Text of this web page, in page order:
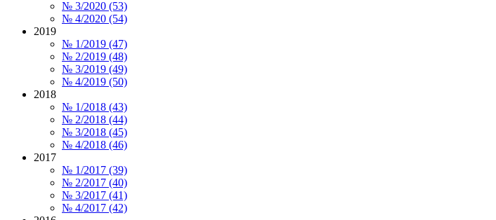
№ 3/2020 (53)
№ 4/2020 (54)
2019
№ 1/2019 (47)
№ 2/2019 (48)
№ 3/2019 (49)
№ 4/2019 (50)
2018
№ 1/2018 (43)
№ 2/2018 (44)
№ 3/2018 (45)
№ 4/2018 (46)
2017
№ 1/2017 (39)
№ 2/2017 (40)
№ 3/2017 (41)
№ 4/2017 (42)